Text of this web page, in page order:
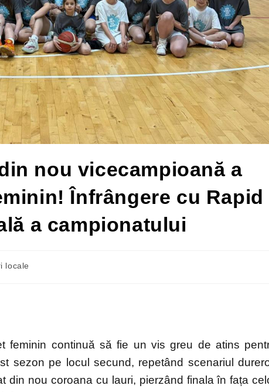
nou vicecampioană a
Înfrângere cu Rapid
a campionatului
locale
feminin continuă să fie un vis greu de atins
sezon pe locul secund, repetând scenariul
din nou coroana cu lauri, pierzând finala în fața